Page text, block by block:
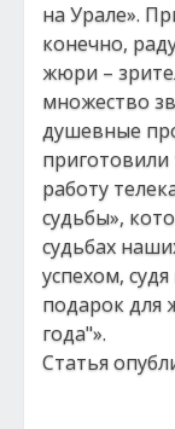
на Урале».
конечно,
жюри –
множество
душевные
работу
судьбы»,
судьбах
успехом,
подарок для
года"».
Статья